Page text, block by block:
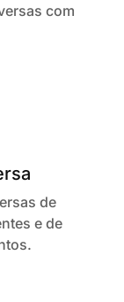
com
de
e de